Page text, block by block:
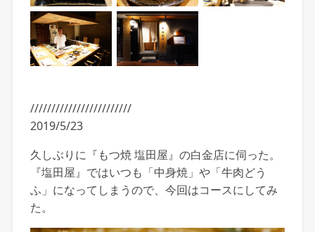
////////////////////////
2019/5/23
久しぶりに『もつ焼 塩田屋』の白金店に伺った。
『塩田屋』ではいつも「中身焼」や「牛肉どう
ふ」になってしまうので、今回はコースにしてみ
た。